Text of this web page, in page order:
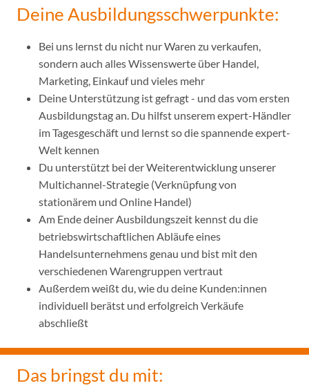
Deine Ausbildungsschwerpunkte:
Bei uns lernst du nicht nur Waren zu verkaufen,
sondern auch alles Wissenswerte über Handel,
Marketing, Einkauf und vieles mehr
Deine Unterstützung ist gefragt - und das vom ersten
Ausbildungstag an. Du hilfst unserem expert-Händler
im Tagesgeschäft und lernst so die spannende expert-
Welt kennen
Du unterstützt bei der Weiterentwicklung unserer
Multichannel-Strategie (Verknüpfung von
stationärem und Online Handel)
Am Ende deiner Ausbildungszeit kennst du die
betriebswirtschaftlichen Abläufe eines
Handelsunternehmens genau und bist mit den
verschiedenen Warengruppen vertraut
Außerdem weißt du, wie du deine Kunden:innen
individuell berätst und erfolgreich Verkäufe
abschließt
Das bringst du mit: